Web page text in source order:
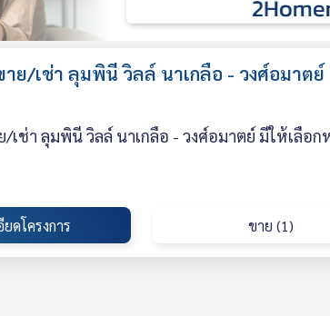
าย/เช่า ลุมพินี วิลล์ นาเกลือ - วงศ์อมาตย์
/เช่า ลุมพินี วิลล์ นาเกลือ - วงศ์อมาตย์ มีให้เลือ
ยดโครงการ ขาย (1)